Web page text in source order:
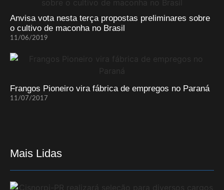
Anvisa vota nesta terça propostas preliminares sobre
o cultivo de maconha no Brasil
11/06/2019
Frangos Pioneiro vira fábrica de empregos no Paraná
11/07/2017
Mais Lidas